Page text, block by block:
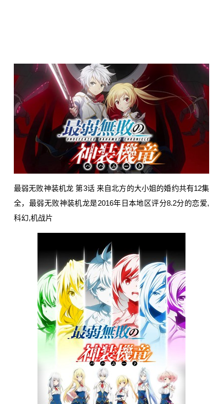
最弱无败神装机龙 第3话 来自北方的大小姐的婚约共有12集
全，最弱无败神装机龙是2016年日本地区评分8.2分的恋爱,
科幻,机战片